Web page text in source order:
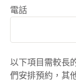
電話
以下項目需較長
們安排預約，其